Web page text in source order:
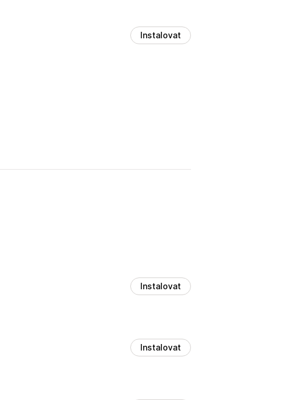
Instalovat
Instalovat
Instalovat